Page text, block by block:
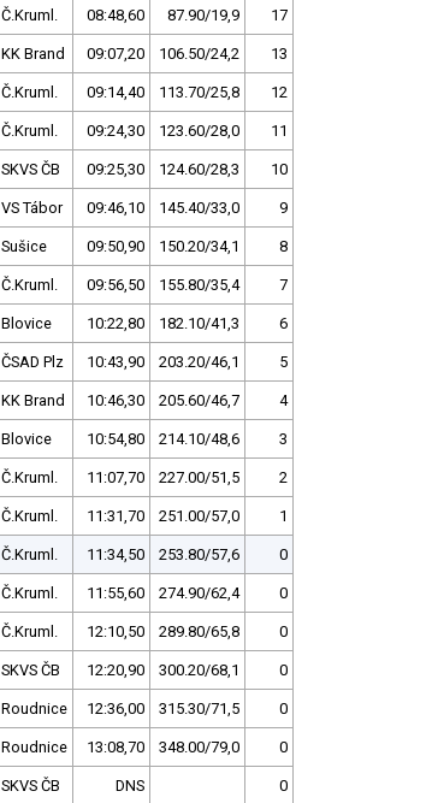
Č.Kruml. 08:48,60 87.90/19,9 17
KK Brand 09:07,20 106.50/24,2 13
Č.Kruml. 09:14,40 113.70/25,8 12
Č.Kruml. 09:24,30 123.60/28,0 11
SKVS ČB 09:25,30 124.60/28,3 10
VS Tábor 09:46,10 145.40/33,0 9
Sušice 09:50,90 150.20/34,1 8
Č.Kruml. 09:56,50 155.80/35,4 7
Blovice 10:22,80 182.10/41,3 6
ČSAD Plz 10:43,90 203.20/46,1 5
KK Brand 10:46,30 205.60/46,7 4
Blovice 10:54,80 214.10/48,6 3
Č.Kruml. 11:07,70 227.00/51,5 2
Č.Kruml. 11:31,70 251.00/57,0 1
Č.Kruml. 11:34,50 253.80/57,6 0
Č.Kruml. 11:55,60 274.90/62,4 0
Č.Kruml. 12:10,50 289.80/65,8 0
SKVS ČB 12:20,90 300.20/68,1 0
Roudnice 12:36,00 315.30/71,5 0
Roudnice 13:08,70 348.00/79,0 0
SKVS ČB DNS 0